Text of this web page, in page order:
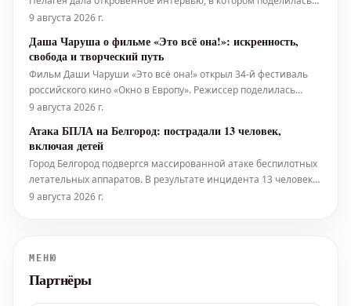
мыслями о своем недавнем сорокалетнем юбилее,
грядущих масштабных концертах, своем отношении к диетам
и уходу за внешностью, а та
9 августа 2026 г.
Даша Чаруша о фильме «Это всё она!»: искренность,
свобода и творческий путь
Фильм Даши Чаруши «Это всё она!» открыл 34-й фестиваль
российского кино «Окно в Европу». Режиссер поделилась
своими взглядами на жизнь и творческие проекты. Персонаж
подробно рассказала о своем понимании персонажа
Мальвины из фильма.
9 августа 2026 г.
Атака БПЛА на Белгород: пострадали 13 человек,
включая детей
Город Белгород подвергся массированной атаке беспилотных
летательных аппаратов. В результате инцидента 13 человек
получили ранения, как сообщил исполняющий обязанности
9 августа 2026 г.
МЕНЮ
Партнёры